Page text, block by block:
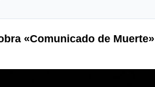
«Comunicado de Muerte»